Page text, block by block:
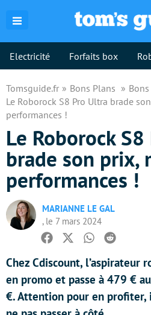
Electricité Forfaits box
Tomsguide.fr Bons Plans
Le Roborock S8 Pro Ultra brade
performances !
Le Roborock
brade son prix,
performances !
MARIANNE LE GAL
, le 7 mars 2024
Facebook
TwitterWhatsapp
Reddit
Chez Cdiscount, l’aspirateur
en promo et passe à 479 €
€. Attention pour en